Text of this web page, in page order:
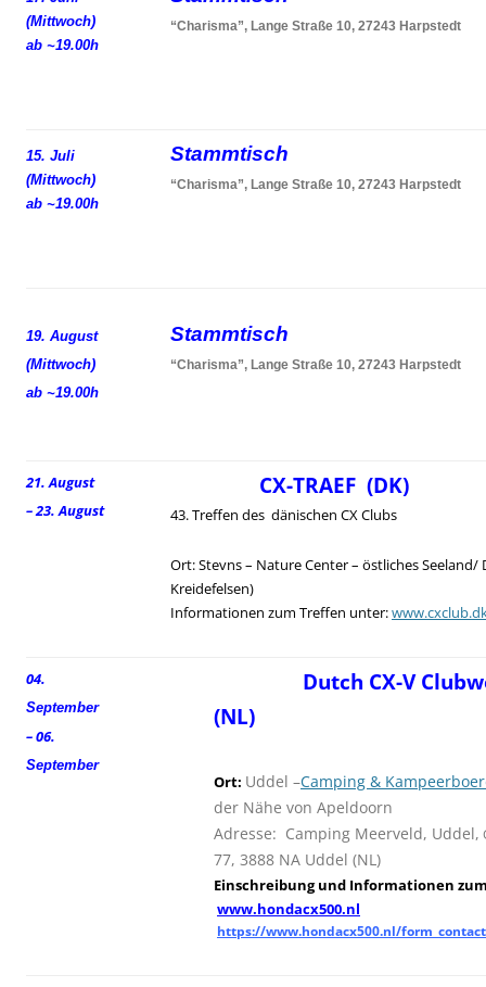
(Mittwoch)
ab ~19.00h
“Charisma”, Lange Straße 10, 27243 Harpstedt
15. Juli
(Mittwoch)
ab ~19.00h
Stammtisch
“Charisma”, Lange Straße 10, 27243 Harpstedt
19. August
(Mittwoch)
ab ~19.00h
Stammtisch
“Charisma”, Lange Straße 10, 27243 Harpstedt
21. August
– 23. August
CX-TRAEF (DK)
43. Treffen des dänischen CX Clubs
Ort: Stevns – Nature Center – östliches Seeland/
Kreidefelsen)
Informationen zum Treffen unter:
04.
September
– 06.
September
Dutch CX-V
(NL)
Ort: Uddel –Camping &
der Nähe von Apeldoorn
Adresse: Camping Meerveld, Uddel,
77, 3888 NA Uddel (NL)
Einschreibung und Informationen
www.hondacx500.nl
https://www.hondacx500.nl/